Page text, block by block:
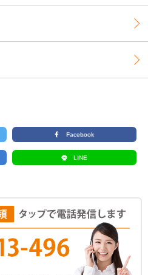
Facebook
LINE